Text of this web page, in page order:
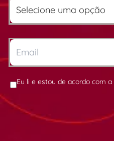
Eu li e estou de acordo com a